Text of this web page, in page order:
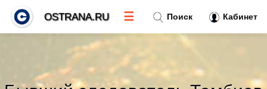
Поиск Кабинет
OSTRANA.RU ☰